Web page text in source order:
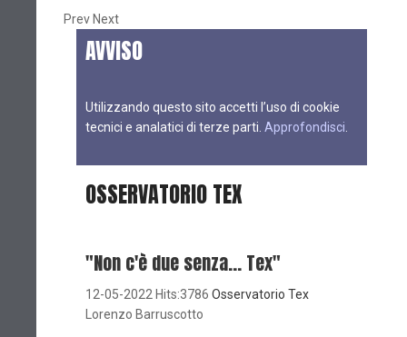
Prev Next
AVVISO
Utilizzando questo sito accetti l’uso di cookie
tecnici e analatici di terze parti. Approfondisci
OSSERVATORIO TEX
"Non c'è due senza... Tex"
12-05-2022 Hits:3786 Osservatorio Tex
Lorenzo Barruscotto